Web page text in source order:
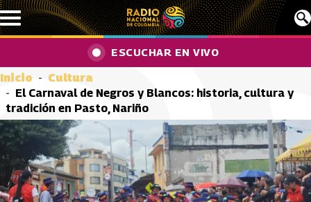
Pasar al contenido principal
ESCUCHAR EN VIVO
Inicio
Cultura
El Carnaval de Negros y Blancos: historia, cultura y
tradición en Pasto, Nariño